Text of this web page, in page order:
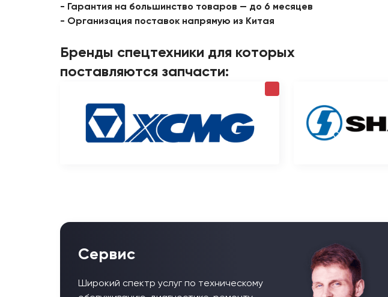
- Гарантия на большинство товаров — до 6 месяцев
- Организация поставок напрямую из Китая
Бренды спецтехники для которых
поставляются запчасти:
Сервис
Широкий спектр услуг по техническому